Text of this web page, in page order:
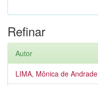
Refinar
Autor
LIMA, Mônica de Andrade